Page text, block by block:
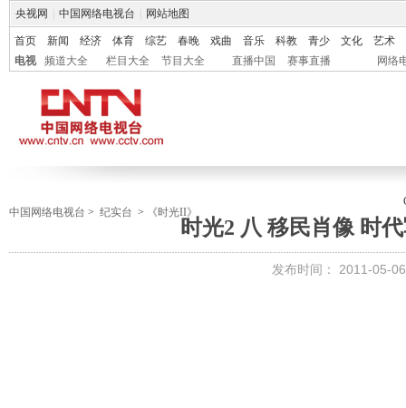
央视网 中国网络电视台 网站地图
首页 新闻 经济 体育 综艺 春晚 戏曲 音乐 科教 青少 文化
艺术
电视
频道大全 栏目大全 节目大全 直播中国 赛事直播 网络
中国网络电视台 > 纪实台 > 《时光II》
时光2 八 移民肖像 时
发布时间： 2011-05-